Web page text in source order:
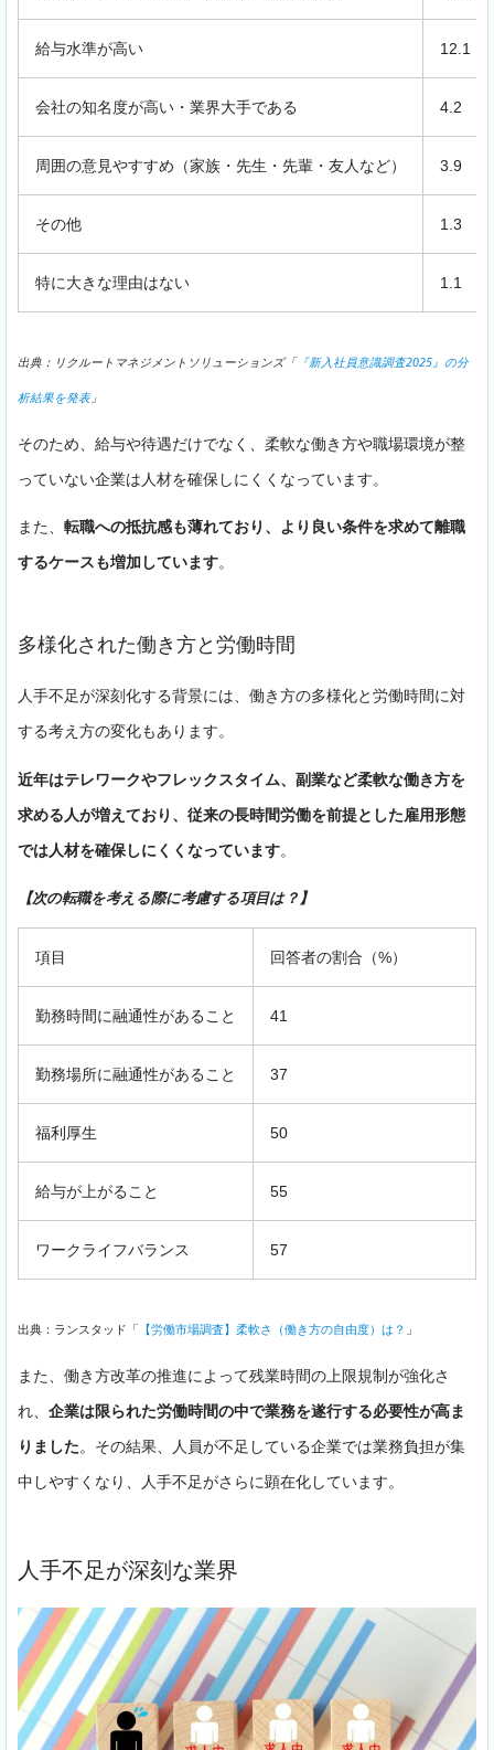
給与水準が高い 12.1
会社の知名度が高い・業界大手である 4.2
周囲の意見やすすめ（家族・先生・先輩・友人など） 3.9
その他 1.3
特に大きな理由はない 1.1
出典：リクルートマネジメントソリューションズ「『新入社員意識調査2025』の分
析結果を発表」
そのため、給与や待遇だけでなく、柔軟な働き方や職場環境が整
っていない企業は人材を確保しにくくなっています。
また、 転職への抵抗感も薄れており、より良い条件を求めて離職
するケースも増加しています。
多様化された働き方と労働時間
人手不足が深刻化する背景には、働き方の多様化と労働時間に対
する考え方の変化もあります。
近年はテレワークやフレックスタイム、副業など柔軟な働き方を
求める人が増えており、従来の長時間労働を前提とした雇用形態
では人材を確保しにくくなっています。
【次の転職を考える際に考慮する項目は？】
項目 回答者の割合（%）
勤務時間に融通性があること 41
勤務場所に融通性があること 37
福利厚生 50
給与が上がること 55
ワークライフバランス 57
出典：ランスタッド「 【労働市場調査】柔軟さ（働き方の自由度）は？ 」
また、働き方改革の推進によって残業時間の上限規制が強化さ
れ、 企業は限られた労働時間の中で業務を遂行する必要性が高ま
りました。その結果、人員が不足している企業では業務負担が集
中しやすくなり、人手不足がさらに顕在化しています。
人手不足が深刻な業界